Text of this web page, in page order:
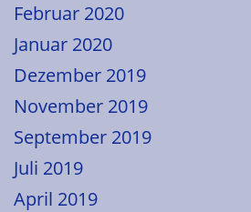
Februar 2020
Januar 2020
Dezember 2019
November 2019
September 2019
Juli 2019
April 2019